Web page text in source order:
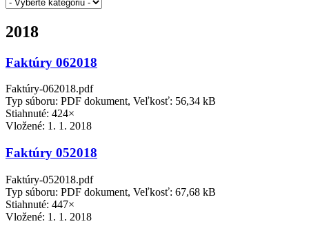
2018
Faktúry 062018
Faktúry-062018.pdf
Typ súboru: PDF dokument, Veľkosť: 56,34 kB
Stiahnuté: 424×
Vložené: 1. 1. 2018
Faktúry 052018
Faktúry-052018.pdf
Typ súboru: PDF dokument, Veľkosť: 67,68 kB
Stiahnuté: 447×
Vložené: 1. 1. 2018